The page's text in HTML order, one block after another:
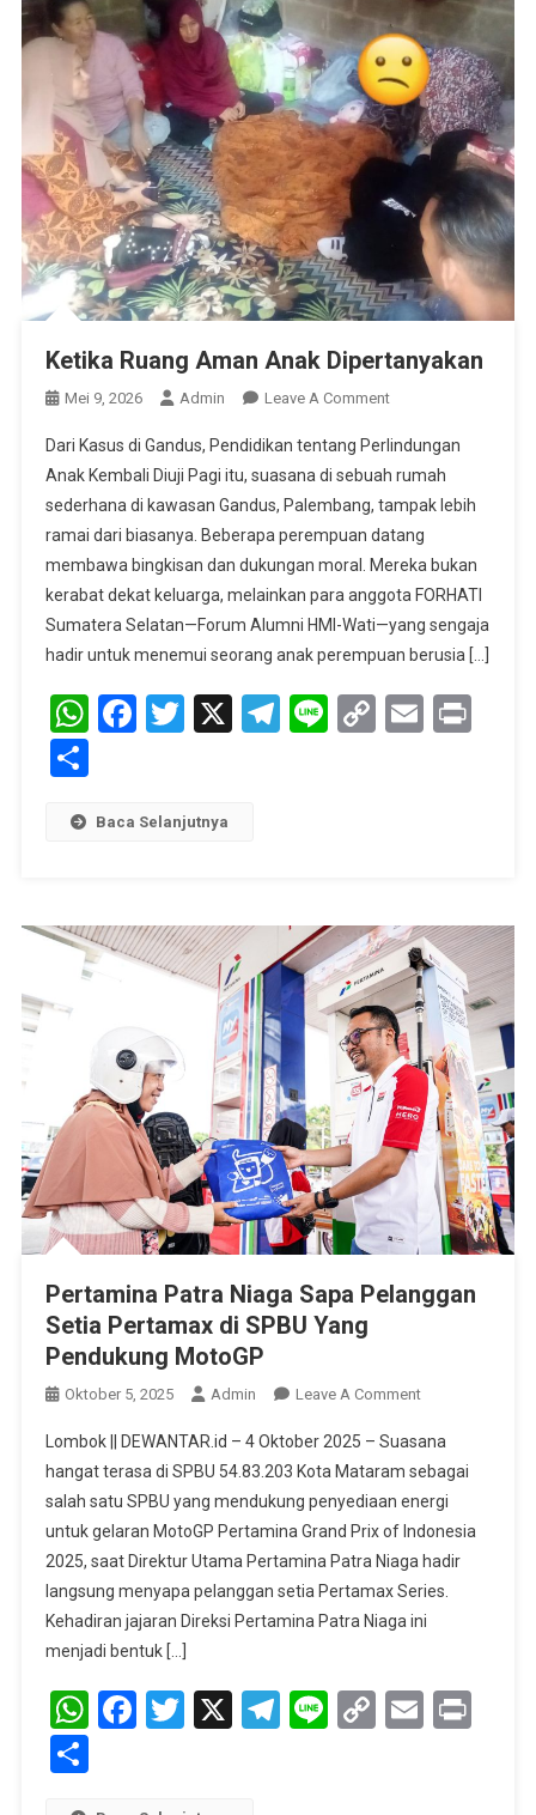
Ketika Ruang Aman Anak Dipertanyakan
Mei 9, 2026 Admin Leave A CommentOn
Ruang
Aman
Anak
Dipertanyakan
Dari Kasus di Gandus, Pendidikan tentang Perlindungan
Anak Kembali Diuji Pagi itu, suasana di sebuah rumah
sederhana di kawasan Gandus, Palembang, tampak lebih
ramai dari biasanya. Beberapa perempuan datang
membawa bingkisan dan dukungan moral. Mereka bukan
kerabat dekat keluarga, melainkan para anggota FORHATI
Sumatera Selatan—Forum Alumni HMI-Wati—yang sengaja
hadir untuk menemui seorang anak perempuan berusia […]
WhatsApp
Facebook
Twitter
X Telegram
LineCopyEmail
Share
Baca Selanjutnya
Pertamina Patra Niaga Sapa Pelanggan
Setia Pertamax di SPBU Yang
Pendukung MotoGP
Oktober 5, 2025 Admin Leave A CommentOn
Patra
Niaga
Sapa
Pelanggan
Setia
Pertamax
Di
Pendukung
MotoGP
Lombok || DEWANTAR.id – 4 Oktober 2025 – Suasana
hangat terasa di SPBU 54.83.203 Kota Mataram sebagai
salah satu SPBU yang mendukung penyediaan energi
untuk gelaran MotoGP Pertamina Grand Prix of Indonesia
2025, saat Direktur Utama Pertamina Patra Niaga hadir
langsung menyapa pelanggan setia Pertamax Series.
Kehadiran jajaran Direksi Pertamina Patra Niaga ini
menjadi bentuk […]
WhatsApp
Facebook
Twitter
X Telegram
LineCopyEmail
Share